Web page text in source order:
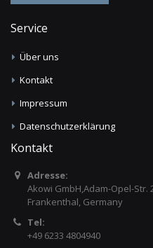
Service
Über uns
Kontakt
Impressum
Datenschutzerklärung
Kontakt
Adresse:
Akowi GmbH,Adam-Opel-Str.
Frankenthal, Germany
Tel:
+49 6233 4804940